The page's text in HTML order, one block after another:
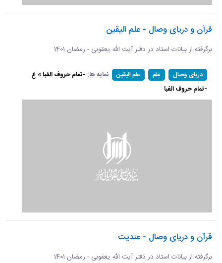
قرآن و دریای وصال - علم الیقین
برگرفته از بیانات استاد در دفتر آیت الله یعقوبی - رمضان 1401
دریای وصال علم علم الیقین نمایه ها: -تمام حروف الفبا » ع
-تمام حروف الفبا
قرآن و دریای وصال - عندیت
برگرفته از بیانات استاد در دفتر آیت الله یعقوبی - رمضان 1401